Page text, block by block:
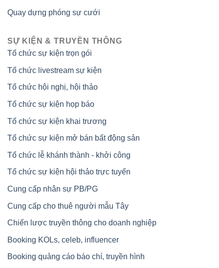
Quay dựng phóng sự cưới
SỰ KIỆN & TRUYỀN THÔNG
Tổ chức sự kiện trọn gói
Tổ chức livestream sự kiện
Tổ chức hội nghị, hội thảo
Tổ chức sự kiện họp báo
Tổ chức sự kiện khai trương
Tổ chức sự kiện mở bán bất động sản
Tổ chức lễ khánh thành - khởi công
Tổ chức sự kiện hội thảo trực tuyến
Cung cấp nhân sự PB/PG
Cung cấp cho thuê người mẫu Tây
Chiến lược truyền thông cho doanh nghiệp
Booking KOLs, celeb, influencer
Booking quảng cáo báo chí, truyền hình